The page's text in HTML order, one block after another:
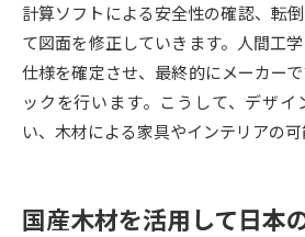
SELFBRAND特集ページ
オープンキャンパスなどを調べる
来場型・Web型イベント特集 夢ナ
計算ソフトによる安全性の確認、転
て図面を修正していきます。人間工
仕様を確定させ、最終的にメーカー
ックを行います。こうして、デザ
い、木材による家具やインテリアの可
国産木材を活用して日本